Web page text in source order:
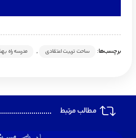
برچسب‌ها: ساحت تربیت اعتقادی , مدرسه راه
مطالب مرتبط